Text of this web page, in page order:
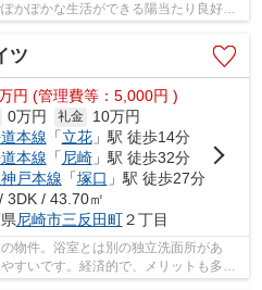
かぽかな生活ができる陽当たり良好な
ツ
円 (管理費等：5,000円 )
0万円 礼金
10万円
本線 「立花」駅 徒歩14分
本線 「 尼崎」駅 徒歩32分
戸本線 「塚口 」駅 徒歩27分
3DK / 43.70㎡
尼崎市三反田町２丁目
物件。浴室とは別の独立洗面所があ
すいです。経済的で、メリットも多い